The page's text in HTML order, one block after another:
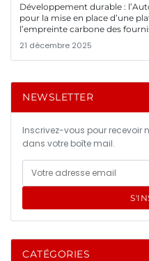
Développement durable :
pour la mise en place d’une
l’empreinte carbone des
21 décembre 2025
NEWSLETTER
Inscrivez-vous pour recevoir
dans votre boîte mail.
CATÉGORIES